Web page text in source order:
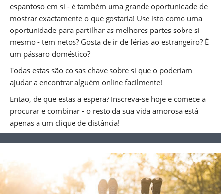
espantoso em si - é também uma grande oportunidade de
mostrar exactamente o que gostaria! Use isto como uma
oportunidade para partilhar as melhores partes sobre si
mesmo - tem netos? Gosta de ir de férias ao estrangeiro? É
um pássaro doméstico?
Todas estas são coisas chave sobre si que o poderiam
ajudar a encontrar alguém online facilmente!
Então, de que estás à espera? Inscreva-se hoje e comece a
procurar e combinar - o resto da sua vida amorosa está
apenas a um clique de distância!